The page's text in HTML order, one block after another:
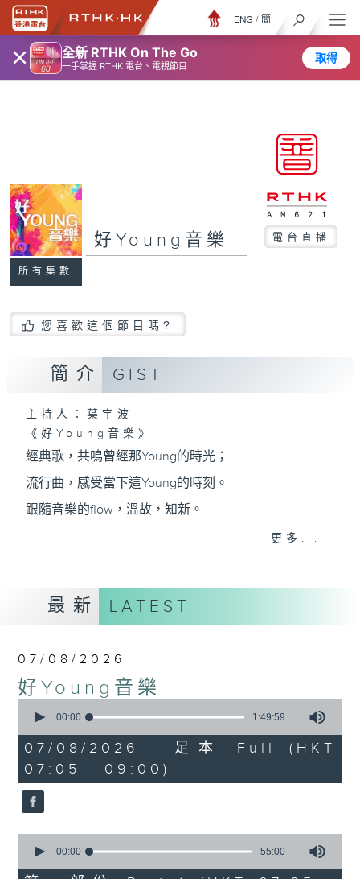
× 全新 RTHK On The Go
一手掌握 RTHK 電台、電視節目
取得
ENG / 簡
所有集數
好Young音樂 電台直播
您喜歡這個節目嗎?
簡介 GIST
主持人：葉宇波
《好Young音樂》
經典歌，共鳴曾經那Young的時光；
流行曲，感受當下這Young的時刻。
跟隨音樂的flow，溫故，知新。
（廣東歌經典）、溫故知新（新歌精選）。
《好Young音樂》
葉宇波為你呈現音樂好模Young！
更多...
最新 LATEST
07/08/2026
好Young音樂
seconds
1
hour,
49
minutes,
59
seconds
00:00 1:49:59
07/08/2026 - 足本 Full (HKT
07:05 - 09:00)
seconds
00:00 55:00